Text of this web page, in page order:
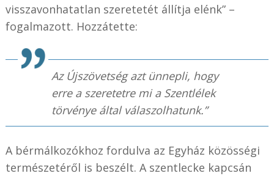
visszavonhatatlan szeretetét állítja elénk” –
fogalmazott. Hozzátette:
Az Újszövetség azt ünnepli, hogy
erre a szeretetre mi a Szentlélek
törvénye által válaszolhatunk.”
A bérmálkozókhoz fordulva az Egyház közösségi
természetéről is beszélt. A szentlecke kapcsán